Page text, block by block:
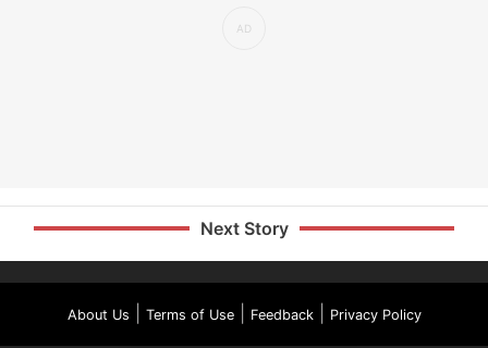
Next Story
About Us Terms of Use| Feedback| Privacy Policy